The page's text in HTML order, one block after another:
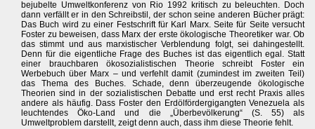
bejubelte Umweltkonferenz von Rio 1992 kritisch zu beleuchten. Doch
dann verfällt er in den Schreibstil, der schon seine anderen Bücher prägt:
Das Buch wird zu einer Festschrift für Karl Marx. Seite für Seite versucht
Foster zu beweisen, dass Marx der erste ökologische Theoretiker war. Ob
das stimmt und aus marxistischer Verblendung folgt, sei dahingestellt.
Denn für die eigentliche Frage des Buches ist das eigentlich egal. Statt
einer brauchbaren ökosozialistischen Theorie schreibt Foster ein
Werbebuch über Marx – und verfehlt damit (zumindest im zweiten Teil)
das Thema des Buches. Schade, denn überzeugende ökologische
Theorien sind in der sozialistischen Debatte und erst recht Praxis alles
andere als häufig. Dass Foster den Erdölfördergigangten Venezuela als
leuchtendes Öko-Land und die „Überbevölkerung“ (S. 55) als
Umweltproblem darstellt, zeigt denn auch, dass ihm diese Theorie fehlt.